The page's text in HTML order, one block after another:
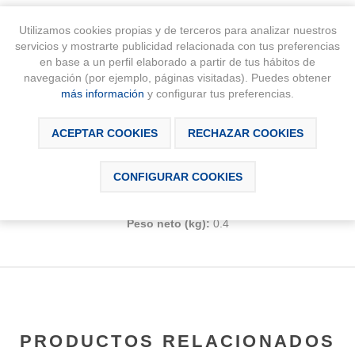
Peso neto (kg):0.4
PRODUCTOS RELACIONADOS
Utilizamos cookies propias y de terceros para analizar nuestros
servicios y mostrarte publicidad relacionada con tus preferencias
en base a un perfil elaborado a partir de tus hábitos de
navegación (por ejemplo, páginas visitadas). Puedes obtener
más información y configurar tus preferencias.
ACEPTAR COOKIES RECHAZAR COOKIES
CONFIGURAR COOKIES